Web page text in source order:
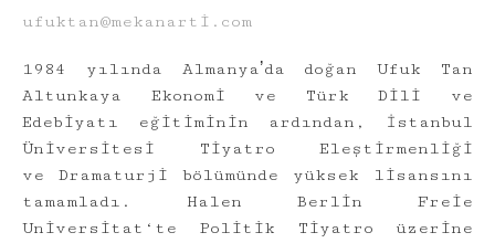
ufuktan@mekanarti.com
1984 yılında Almanyaʼda doğan Ufuk Tan
Altunkaya Ekonomi ve Türk Dili ve
Edebiyatı eğitiminin ardından, İstanbul
Üniversitesi Tiyatro Eleştirmenliği
ve Dramaturji bölümünde yüksek lisansını
tamamladı. Halen Berlin Freie
Universitat‘te Politik Tiyatro üzerine